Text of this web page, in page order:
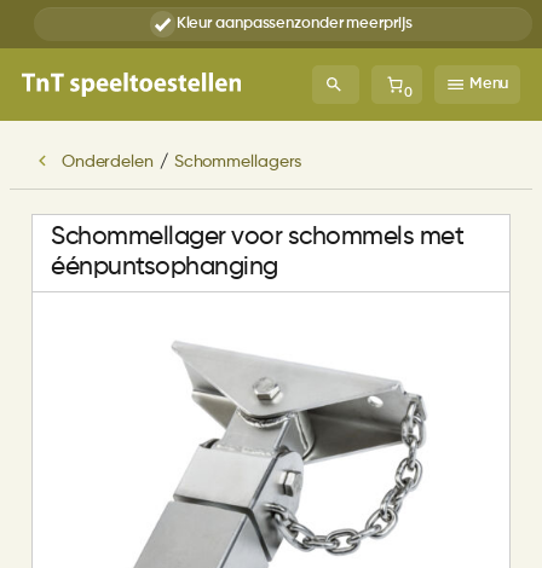
Kleur aanpassenzonder meerprijs
0
Menu
Onderdelen / Schommellagers
Schommellager voor schommels met
éénpuntsophanging